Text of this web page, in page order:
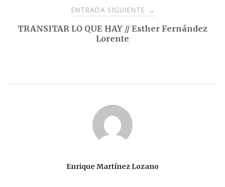
ENTRADA SIGUIENTE →
TRANSITAR LO QUE HAY // Esther Fernández
Lorente
Enrique Martínez Lozano